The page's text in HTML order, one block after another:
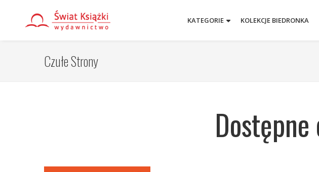
KATEGORIE KOLEKCJE BIEDRONKA
Czułe Strony